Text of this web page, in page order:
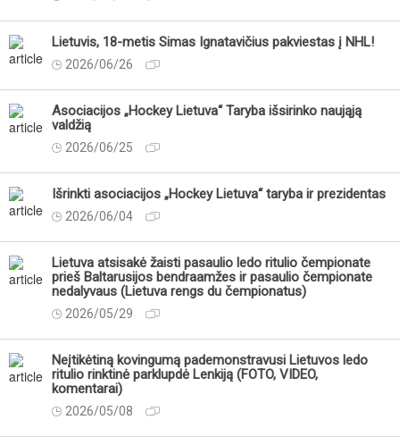
Lietuvis, 18-metis Simas Ignatavičius pakviestas į NHL!
2026/06/26
Asociacijos „Hockey Lietuva“ Taryba išsirinko naująją
valdžią
2026/06/25
Išrinkti asociacijos „Hockey Lietuva“ taryba ir prezidentas
2026/06/04
Lietuva atsisakė žaisti pasaulio ledo ritulio čempionate
prieš Baltarusijos bendraamžes ir pasaulio čempionate
nedalyvaus (Lietuva rengs du čempionatus)
2026/05/29
Neįtikėtiną kovingumą pademonstravusi Lietuvos ledo
ritulio rinktinė parklupdė Lenkiją (FOTO, VIDEO,
komentarai)
2026/05/08